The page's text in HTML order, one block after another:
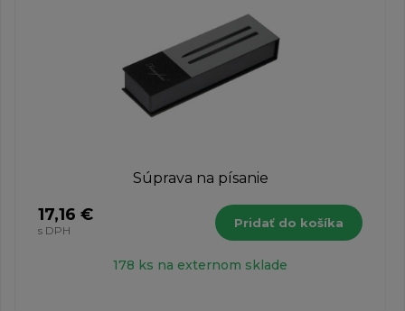
Súprava na písanie
17,16 €
s DPH
Pridať do košíka
178 ks na externom sklade